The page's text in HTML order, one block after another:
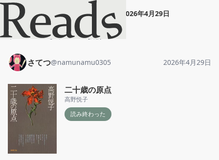
さてつ 二十歳の原点 2026年4月29日
ホーム さてつ 投稿
さてつ@namunamu0305 2026年4月29日
二十歳の原点
高野悦子
読み終わった